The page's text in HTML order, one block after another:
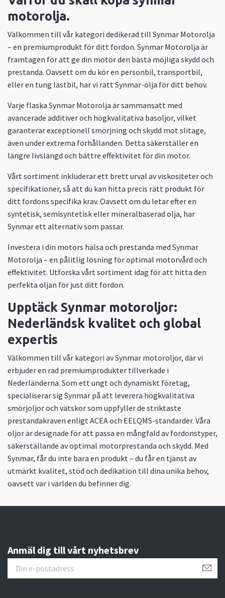
motorolja.
Välkommen till vår kategori dedikerad till Synmar Motorolja
– en premiumprodukt för ditt fordon. Synmar Motorolja är
framtagen för att ge din motor den bästa möjliga skydd och
prestanda. Oavsett om du kör en personbil, transportbil,
eller en tung lastbil, har vi rätt Synmar-olja för ditt behov.
Varje flaska Synmar Motorolja är sammansatt med
avancerade additiver och högkvalitativa basoljor, vilket
garanterar exceptionell smörjning och skydd mot slitage,
även under extrema förhållanden. Detta säkerställer en
längre livslängd och bättre effektivitet för din motor.
Vårt sortiment inkluderar ett brett urval av viskositeter och
specifikationer, så att du kan hitta precis rätt produkt för
ditt fordons specifika krav. Oavsett om du letar efter en
syntetisk, semisyntetisk eller mineralbaserad olja, har
Synmar ett alternativ som passar.
Investera i din motors hälsa och prestanda med Synmar
Motorolja – en pålitlig lösning för optimal motorvård och
effektivitet. Utforska vårt sortiment idag för att hitta den
perfekta oljan för just ditt fordon.
Upptäck Synmar motoroljor:
Nederländsk kvalitet och global
expertis
Välkommen till vår kategori av Synmar motoroljor, där vi
erbjuder en rad premiumprodukter tillverkade i
Nederländerna. Som ett ungt och dynamiskt företag,
specialiserar sig Synmar på att leverera högkvalitativa
smörjoljor och vätskor som uppfyller de striktaste
prestandakraven enligt ACEA och EELQMS-standarder. Våra
oljor är designade för att passa en mångfald av fordonstyper,
säkerställande av optimal motorprestanda och skydd. Med
Synmar, får du inte bara en produkt – du får en tjänst av
utmärkt kvalitet, stöd och dedikation till dina unika behov,
oavsett var i världen du befinner dig.
Anmäl dig till vårt nyhetsbrev